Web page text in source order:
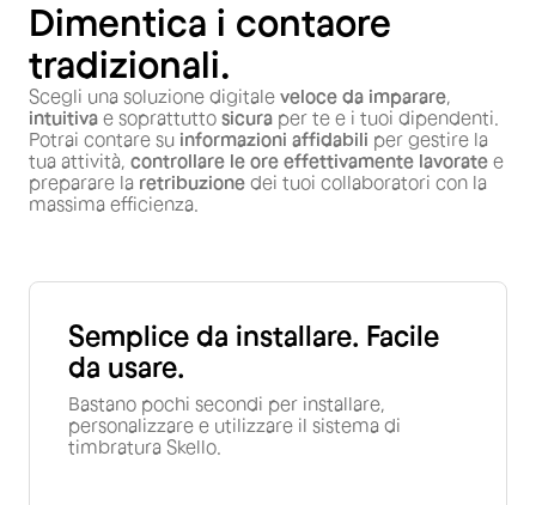
Dimentica i contaore
tradizionali.
Scegli una soluzione digitale veloce da imparare
intuitiva e soprattutto sicura per te e i tuoi dipendenti.
Potrai contare su informazioni affidabili per gestire la
tua attività, controllare le ore effettivamente lavorate e
preparare la retribuzione dei tuoi collaboratori con la
massima efficienza.
Semplice da installare. Facile
da usare.
Bastano pochi secondi per installare,
personalizzare e utilizzare il sistema di
timbratura Skello.